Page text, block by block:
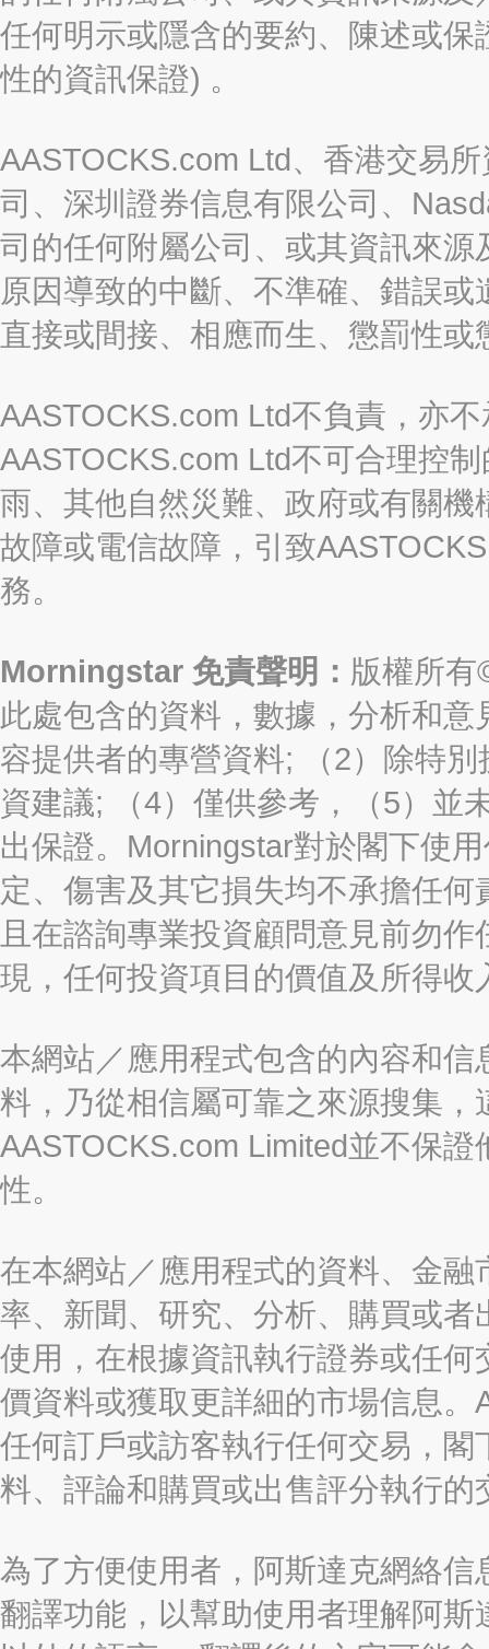
任何明示或隱含的要約、陳述或
性的資訊保證) 。
AASTOCKS.com Ltd、香港交易
司、深圳證券信息有限公司、
司的任何附屬公司、或其資訊來
原因導致的中斷、不準確、錯誤
直接或間接、相應而生、懲罰性
AASTOCKS.com Ltd不負責，亦
AASTOCKS.com Ltd不可合理控
雨、其他自然災難、政府或有關
故障或電信故障，引致
務。
Morningstar 免責聲明： 版權所有
此處包含的資料，數據，分析和意
容提供者的專營資料; （2）除特
資建議; （4）僅供參考，（5）並
出保證。Morningstar對於閣下使
定、傷害及其它損失均不承擔任
且在諮詢專業投資顧問意見前勿
現，任何投資項目的價值及所得收
本網站／應用程式包含的內容和
料，乃從相信屬可靠之來源搜集
AASTOCKS.com Limited並不保
性。
在本網站／應用程式的資料、金
率、新聞、研究、分析、購買或
使用，在根據資訊執行證券或任
價資料或獲取更詳細的市場信息
任何訂戶或訪客執行任何交易，
料、評論和購買或出售評分執行的
為了方便使用者，阿斯達克網絡
翻譯功能，以幫助使用者理解阿